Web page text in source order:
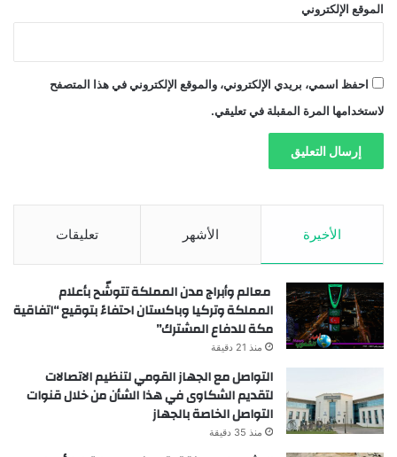
الموقع الإلكتروني
احفظ اسمي، بريدي الإلكتروني، والموقع الإلكتروني في هذا المتصفح
لاستخدامها المرة المقبلة في تعليقي.
الأخيرة الأشهر تعليقات
معالم وأبراج مدن المملكة تتوشّح بأعلام
المملكة وتركيا وباكستان احتفاءً بتوقيع “اتفاقية
مكة للدفاع المشترك”
منذ 21 دقيقة
التواصل مع الجهاز القومي لتنظيم الاتصالات
لتقديم الشكاوى في هذا الشأن من خلال قنوات
التواصل الخاصة بالجهاز
منذ 35 دقيقة